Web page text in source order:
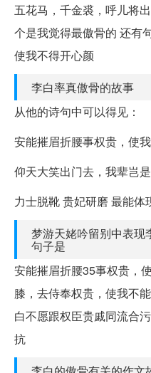
五花马，千金裘，呼儿将
个是我觉得最傲骨的 还有
使我不得开心颜
李白率真傲骨的故事
从他的诗句中可以得见：
安能摧眉折腰事权贵，使
仰天大笑出门去，我辈岂
力士脱靴 贵妃研磨 最能
梦游天姥吟留别中表现
句子是
安能摧眉折腰35事权贵，
膝，去侍奉权贵，使我不
白不愿跟权臣贵戚同流合
抗